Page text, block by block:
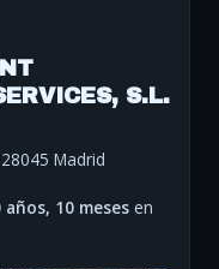
S.L.
Madrid
años, 10 meses en